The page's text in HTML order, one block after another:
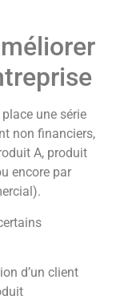
une série
non financiers,
A, produit
encore par
d’un client